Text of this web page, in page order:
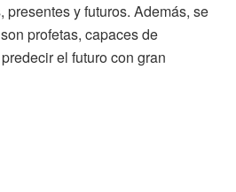
presentes y futuros. Además, se
profetas, capaces de
el futuro con gran